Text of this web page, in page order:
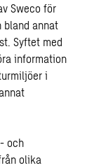
Sweco för
bland annat
Syftet med
information
i
och
olika